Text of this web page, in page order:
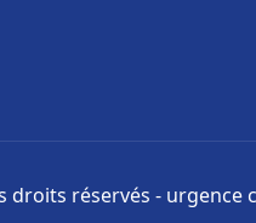
droits réservés - urgence